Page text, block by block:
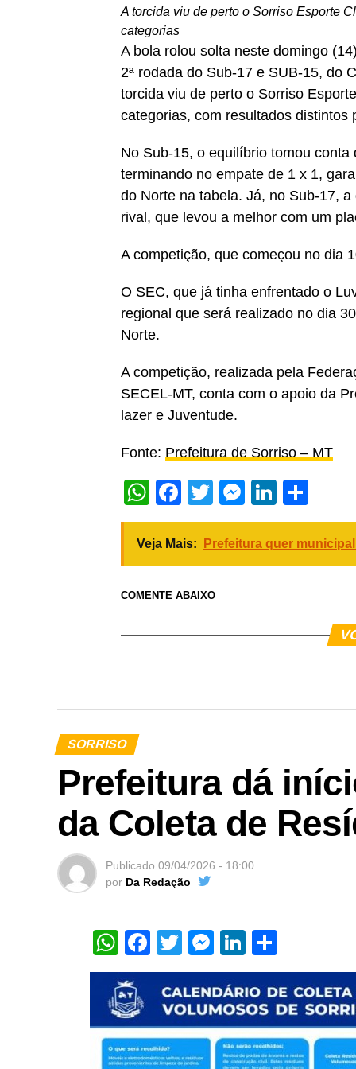
A torcida viu de perto o Sorriso Esporte
categorias
A bola rolou solta neste domingo
2ª rodada do Sub-17 e SUB-15, do
torcida viu de perto o Sorriso
categorias, com resultados distintos
No Sub-15, o equilíbrio tomou
terminando no empate de 1 x 1,
do Norte na tabela. Já, no Sub-17,
rival, que levou a melhor com um
A competição, que começou no dia
O SEC, que já tinha enfrentado o
regional que será realizado no dia
Norte.
A competição, realizada pela
SECEL-MT, conta com o apoio da
lazer e Juventude.
Fonte: Prefeitura de Sorriso – MT
WhatsApp
Facebook
Twitter
Veja Mais: Prefeitura quer
COMENTE ABAIXO
SORRISO
Prefeitura dá
da Coleta de
Publicado 09/04/2026 - 18:00
por Da Redação
WhatsApp
Facebook
TwitterMessenger
LinkedIn